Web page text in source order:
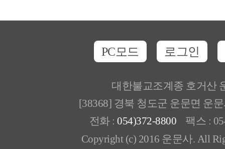
PC모드 로그인
대한불교조계종 호거산
[38368] 경북 청도군 운문면 운
전화 : 054)372-8800 팩스 :
Copyright (c) 2016 운문사. All